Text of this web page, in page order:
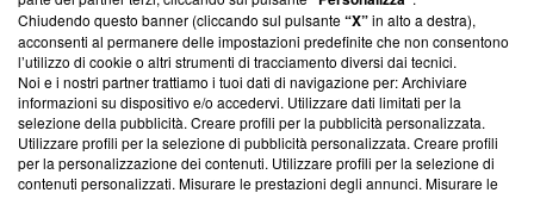
Su di noi
Team editoriale
Corporate
Redazione
Informativa Privacy
Chiudendo questo banner (cliccando sul pulsante“X”in alto a destra),
acconsenti al permanere delle impostazioni predefinite che non consentono
l’utilizzo di cookie o altri strumenti di tracciamento diversi dai tecnici.
Noi e i nostri partner trattiamo i tuoi dati di navigazione per: Archiviare
informazioni su dispositivo e/o accedervi. Utilizzare dati limitati per la
selezione della pubblicità. Creare profili per la pubblicità personalizzata.
Utilizzare profili per la selezione di pubblicità personalizzata. Creare profili
per la personalizzazione dei contenuti. Utilizzare profili per la selezione di
contenuti personalizzati. Misurare le prestazioni degli annunci. Misurare le